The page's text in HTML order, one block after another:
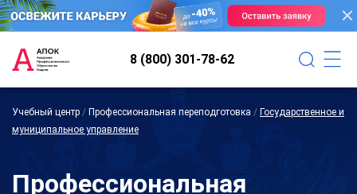
8 (800) 301-78-62
Учебный центр / Профессиональная переподготовка / Государственное и
муниципальное управление
Профессиональная